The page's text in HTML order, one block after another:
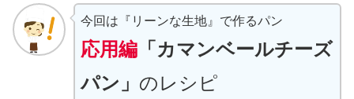
今回は『リーンな生地』で作るパン
応用編「カマンベールチーズ
パン」 のレシピ